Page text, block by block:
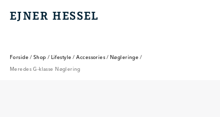
EJNER HESSEL
EJNER HESSEL
Forside / Shop / Lifestyle / Accessories / Nøgleringe /
Meredes G-klasse Nøglering